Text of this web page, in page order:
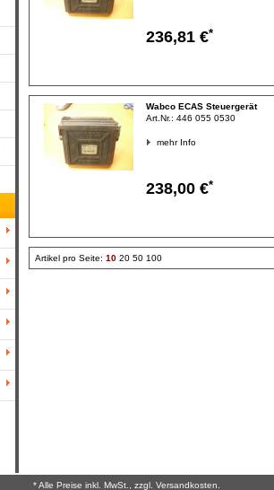
236,81 €*
Wabco ECAS Steuergerät
Art.Nr.: 446 055 0530
mehr Info
238,00 €*
Artikel pro Seite: 10 20 50 100
* Alle Preise inkl. MwSt., zzgl. Versandkosten.